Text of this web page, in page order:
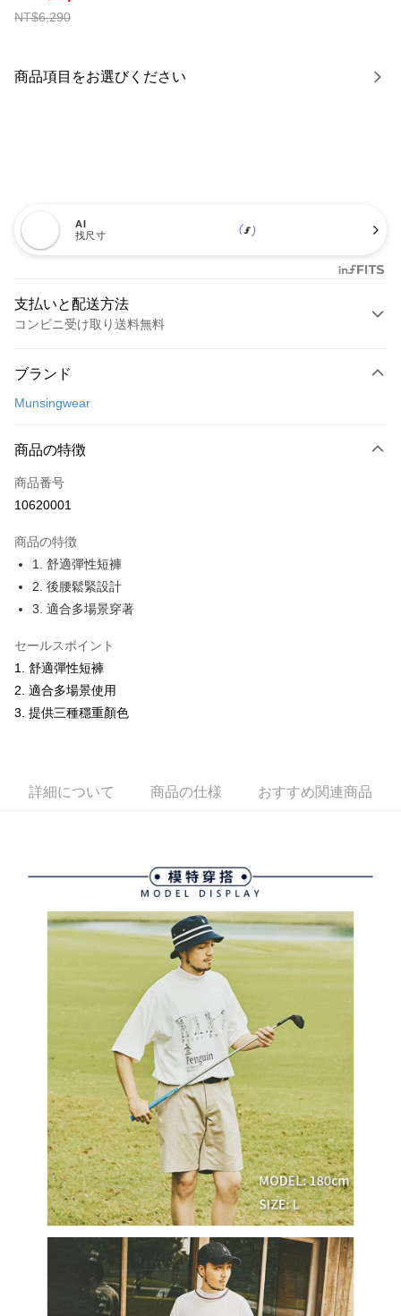
NT$6,290
商品項目をお選びください
AI
找尺寸
支払いと配送方法
コンビニ受け取り送料無料
クレジットカード1回払い
LINE Pay
Apple Pay
Easy Wallet
OP Pay Later
説明
1. 本サービスは台湾大哥大によって提供され、台湾大哥大のユーザーは追
加の申請なしで即時に利用可能です。
2. 支払い方法で「OP Pay Later」を選択すると、注文が成立した後に自動
的に OP Pay Later の取引プロセスに移行し、携帯番号を確認後、分割払
いの回数や支払い期限を選択し、支払いを確認すると取引が完了します。
3. 実際の承認額、分割回数および費用については、後続の取引確認ページ
発生した場合は、システムの評価基準に達していないことを意味し、評価
内容についての説明はいたしかねます。
1. 分割払いの金額は電信請求書に統合されず、「OP Pay Later」は毎月の
締め日後に支払いリマインダーのSMSを送信します。
2. SMSのリンクを通じて請求書を開いた後、「コンビニバーコード／台湾
大直営店舗／銀行振込／街口支払い／iPASS MONEY」などのチャネルで
支払いを選択できます。
1. 本サービスは「台湾大哥大株式会社」（以下「当社」といいます）によ
って提供され、ユーザーが取引時に本サービスを通じて商品やサービスを
購入できるようにし、店舗が売買／分割払い売買の債権を当社に譲渡した
後、契約に基づいて当社の請求書で帳款を支払うことになります。
2. 「OP Pay Later」を利用する契約関係の目的から、店舗はあなたの個人
情報（名前、電話または住所を含む）を台湾大哥大に提供し、収集、処理
および利用するために、当社があなた本人と分割請求書に必要な情報の確
認、照合および修正を行います。
3. 完全なユーザーサービス規約については、以下のリンクを参照してくだ
さい：https://oppay.tw/userRule
1.お支払い方法でAFTEE代金後払いを選択すると、携帯電話認証ウィンド
ウが表示されます。
の場合は、AFTEE アプリプッシュ通知が届きます。
代金納付期限は最短で 14 日以内ですので、ご注意ください。AFTEE アプ
リをダウンロードして AFTEE 会員になるとお支払い期限を最長 45 日以内
お支払期限は、ショップが請求した期日と、AFTEEで延長できる日数をも
とに計算されます。AFTEEで注文すると、商品を受け取るまで支払い期限
を延長できますが、商品を期限内に受け取れない場合があります（例：予
約商品や商品到着日が比較的遅い商品）。そのため、商品到着の有無に関
わらず、AFTEEで指定された期限内にお支払いください。
1.初回 AFTEEを ご利用の際に、認証結果及び当社の審査の結果に基づ
き、限度額が設定されます。
2.決済金額は最低NT$20です。
3.現在、台湾の会員のみご利用いただけます。
三、利用規約「AFTEE代金後払い」（以下当サービスという）はネットプ
ロテクションズ（以下 AFTEE という）が提供し、AFTEEが代金を徴収し
ます。当サービスご利用の際に提供しなければならない個人情報（注文者
の氏名、電話番号、受取人の氏名、電話番号、受取人住所を含むがこれに
限らない）は、AFTEEに渡され当サービスで必要な範囲内で利用されま
す。AFTEEの個人情報の収集、処理、利用について、詳細はAFTEE公式ホ
ームページの『個人情報の収集、処理及び利用に関する声明』をご参照く
https://aftee.tw/privacypolicy/）。
AFTEEの初回ご利用の際に、審査を通過すれば、最高額がNT$10,000にな
ります。支払い期限を過ぎた場合、その金額に基づいて年利20%の遅延滞
納金が加算されます。未成年の利用者は、事前に法定代理人または後見人
ATM払い
送料無料
萊爾富取貨付款
付款後萊爾富取貨
送料無料
送料無料
離島宅配
送料無料
ブランド
Munsingwear
商品の特徴
商品番号
10620001
商品の特徴
1. 舒適彈性短褲
2. 後腰鬆緊設計
3. 適合多場景穿著
セールスポイント
1. 舒適彈性短褲
2. 適合多場景使用
3. 提供三種穩重顏色
詳細について 商品の仕様 おすすめ関連商品